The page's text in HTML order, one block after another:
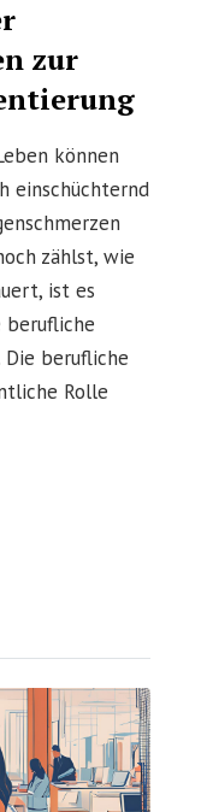
zur
können
einschüchternd
zählst, wie
ist es
Die berufliche
Rolle